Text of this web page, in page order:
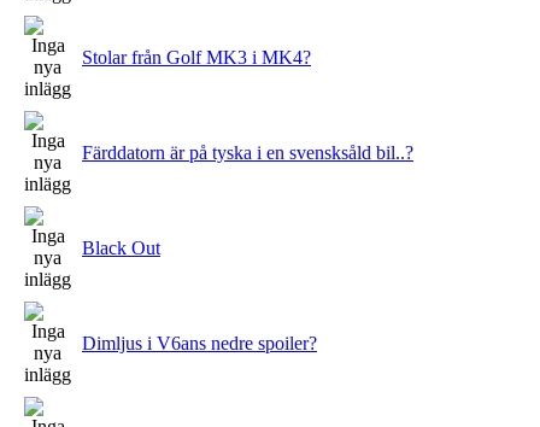
Stolar från Golf MK3 i MK4?
Färddatorn är på tyska i en svensksåld bil..?
Black Out
Dimljus i V6ans nedre spoiler?